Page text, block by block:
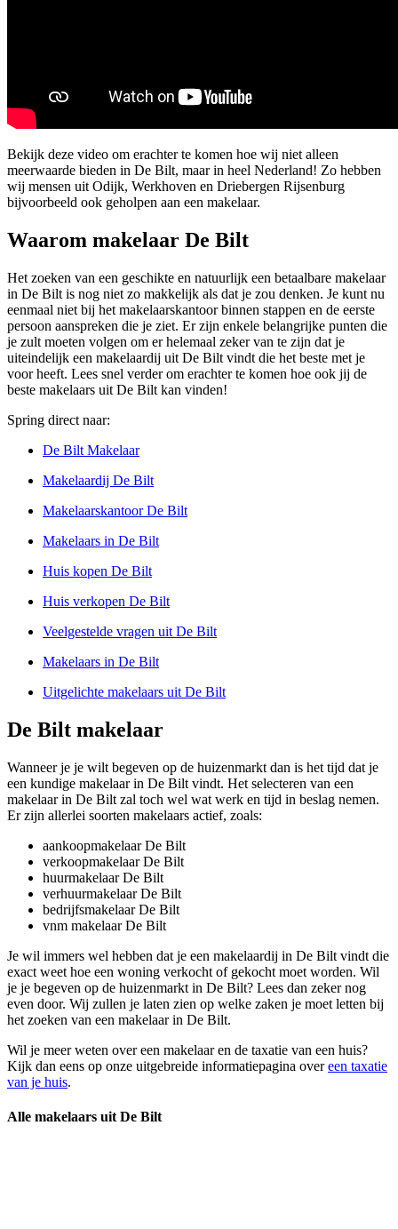
Bekijk deze video om erachter te komen hoe wij niet alleen
meerwaarde bieden in De Bilt, maar in heel Nederland! Zo hebben
wij mensen uit Odijk, Werkhoven en Driebergen Rijsenburg
bijvoorbeeld ook geholpen aan een makelaar.
Waarom makelaar De Bilt
Het zoeken van een geschikte en natuurlijk een betaalbare makelaar
in De Bilt is nog niet zo makkelijk als dat je zou denken. Je kunt nu
eenmaal niet bij het makelaarskantoor binnen stappen en de eerste
persoon aanspreken die je ziet. Er zijn enkele belangrijke punten die
je zult moeten volgen om er helemaal zeker van te zijn dat je
uiteindelijk een makelaardij uit De Bilt vindt die het beste met je
voor heeft. Lees snel verder om erachter te komen hoe ook jij de
beste makelaars uit De Bilt kan vinden!
Spring direct naar:
De Bilt Makelaar
Makelaardij De Bilt
Makelaarskantoor De Bilt
Makelaars in De Bilt
Huis kopen De Bilt
Huis verkopen De Bilt
Veelgestelde vragen uit De Bilt
Makelaars in De Bilt
Uitgelichte makelaars uit De Bilt
De Bilt makelaar
Wanneer je je wilt begeven op de huizenmarkt dan is het tijd dat je
een kundige makelaar in De Bilt vindt. Het selecteren van een
makelaar in De Bilt zal toch wel wat werk en tijd in beslag nemen.
Er zijn allerlei soorten makelaars actief, zoals:
aankoopmakelaar De Bilt
verkoopmakelaar De Bilt
huurmakelaar De Bilt
verhuurmakelaar De Bilt
bedrijfsmakelaar De Bilt
vnm makelaar De Bilt
Je wil immers wel hebben dat je een makelaardij in De Bilt vindt die
exact weet hoe een woning verkocht of gekocht moet worden. Wil
je je begeven op de huizenmarkt in De Bilt? Lees dan zeker nog
even door. Wij zullen je laten zien op welke zaken je moet letten bij
het zoeken van een makelaar in De Bilt.
Wil je meer weten over een makelaar en de taxatie van een huis?
Kijk dan eens op onze uitgebreide informatiepagina overeen taxatie
van je huis.
Alle makelaars uit De Bilt